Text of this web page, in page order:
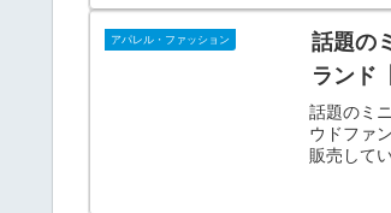
アパレル・ファッション
話題の
ランド
話題のミ
ウドファ
販売して